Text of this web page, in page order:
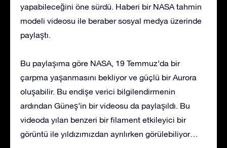
yapabileceğini öne sürdü. Haberi bir NASA tahmin
modeli videosu ile beraber sosyal medya üzerinde
paylaştı.
Bu paylaşıma göre NASA, 19 Temmuz’da bir
çarpma yaşanmasını bekliyor ve güçlü bir Aurora
oluşabilir. Bu endişe verici bilgilendirmenin
ardından Güneş’in bir videosu da paylaşıldı. Bu
videoda yılan benzeri bir filament etkileyici bir
görüntü ile yıldızımızdan ayrılırken görülebiliyor…